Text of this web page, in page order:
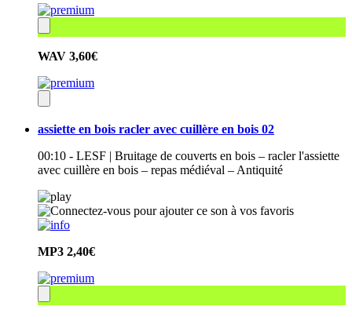
WAV 3,60€
assiette en bois racler avec cuillère en bois 02
00:10 - LESF | Bruitage de couverts en bois – racler l'assiette
avec cuillère en bois – repas médiéval – Antiquité
MP3 2,40€